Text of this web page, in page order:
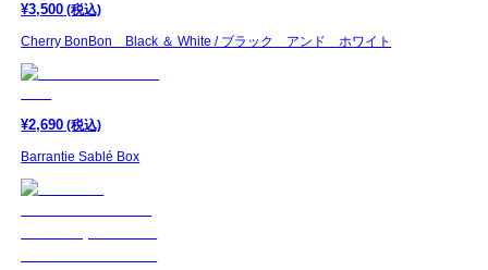
¥3,500 (税込)
Cherry BonBon Black ＆ White / ブラック アンド ホワイト
¥2,690 (税込)
Barrantie Sablé Box